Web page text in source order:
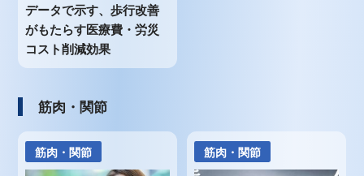
データで示す、歩行改善
がもたらす医療費・労災
コスト削減効果
筋肉・関節
筋肉・関節 筋肉・関節